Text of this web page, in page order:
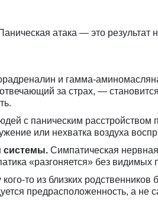
атака — это результат
и гамма-
за страх, —
с паническим расстройством
или нехватка воздуха
системы. Симпатическая
«разгоняется» без видимых
кого-то из близких
предрасположенность, а не